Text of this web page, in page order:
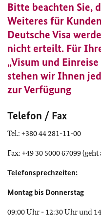
Bitte beachten Sie,
Weiteres für
Deutsche Visa
nicht erteilt. Für
„Visum und
stehen wir Ihnen
zur Verfügung
Telefon / Fax
Tel.: +380 44 281-11-00
Fax: +49 30 5000 67099
Telefonsprechzeiten:
Montag bis Donnerstag
09:00 Uhr - 12:30 Uhr und